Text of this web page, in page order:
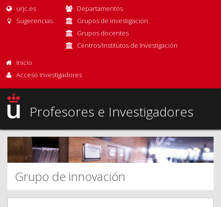
urjc.es
Sugerencias
Departamentos
Grupos de investigación
Grupos docentes
Centros/Institutos de Investigación
Inicio
Acceso Investigadores
Profesores e Investigadores
Grupo de innovación